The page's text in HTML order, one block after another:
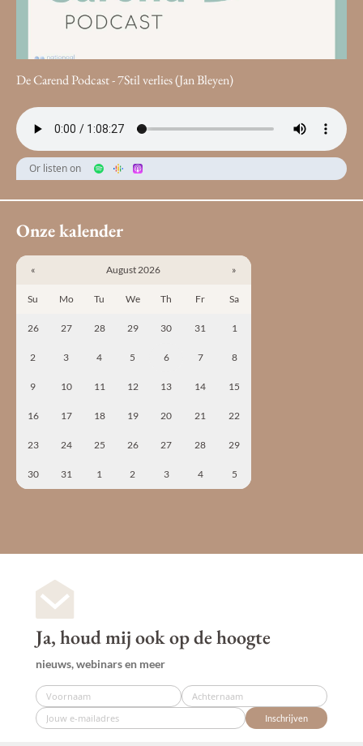
De Carend Podcast - 7Stil verlies (Jan Bleyen)
Or listen on
Onze kalender
« August 2026 »
Su Mo Tu We Th Fr Sa
26 27 28 29 30 31 1
2 3 4 5 6 7 8
9 10 11 12 13 14 15
16 17 18 19 20 21 22
23 24 25 26 27 28 29
30 31 1 2 3 4 5
Ja, houd mij ook op de hoogte
nieuws, webinars en meer
Inschrijven